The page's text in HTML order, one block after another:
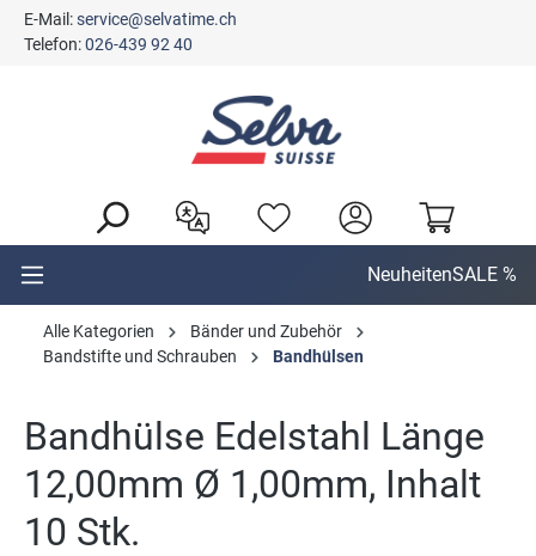
springen
E-Mail:service@selvatime.ch
Telefon:026-439 92 40
NeuheitenSALE %
Alle Kategorien
Bänder und Zubehör
Bandstifte und Schrauben
Bandhülsen
Bandhülse Edelstahl Länge
12,00mm Ø 1,00mm, Inhalt
10 Stk.